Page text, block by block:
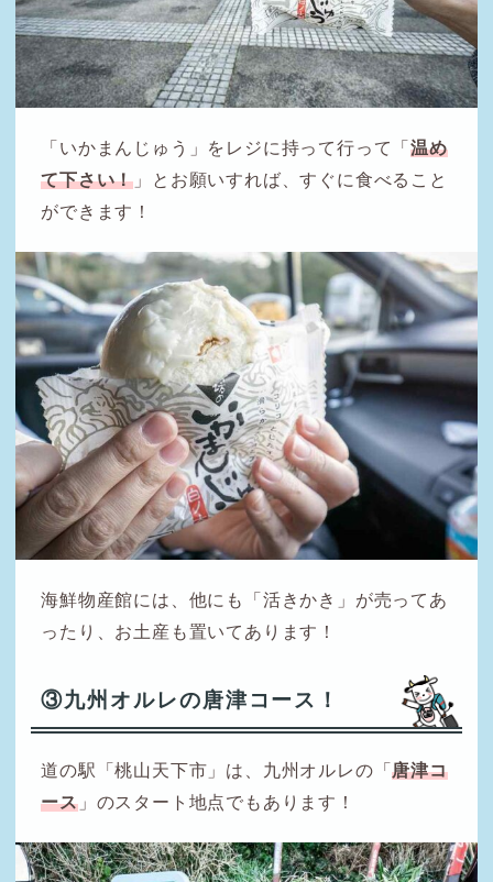
「いかまんじゅう」をレジに持って行って「温め
て下さい！ 」とお願いすれば、すぐに食べること
ができます！
海鮮物産館には、他にも「活きかき」が売ってあ
ったり、お土産も置いてあります！
③九州オルレの唐津コース！
道の駅「桃山天下市」は、九州オルレの「唐津コ
ース」のスタート地点でもあります！